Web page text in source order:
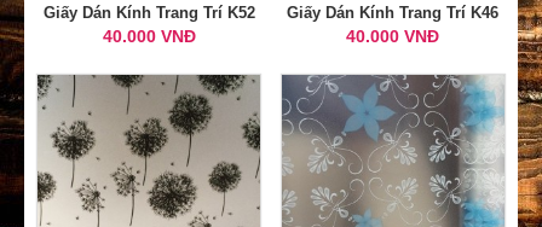
Giấy Dán Kính Trang Trí K52
40.000 VNĐ
Giấy Dán Kính Trang Trí K46
40.000 VNĐ